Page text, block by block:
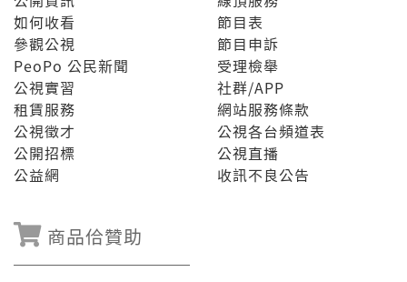
如何收看
參觀公視
PeoPo 公民新聞
公視實習
租賃服務
公視徵才
公開招標
公益網
節目表
節目申訴
受理檢舉
社群/APP
網站服務條款
公視各台頻道表
公視直播
收訊不良公告
商品佮贊助